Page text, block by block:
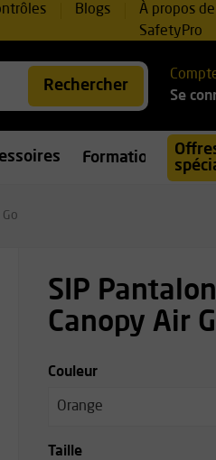
Blogs
À propos de
SafetyPro
Rechercher
Se
Formations
SIP
Canopy Air
Couleur
Orange
Taille